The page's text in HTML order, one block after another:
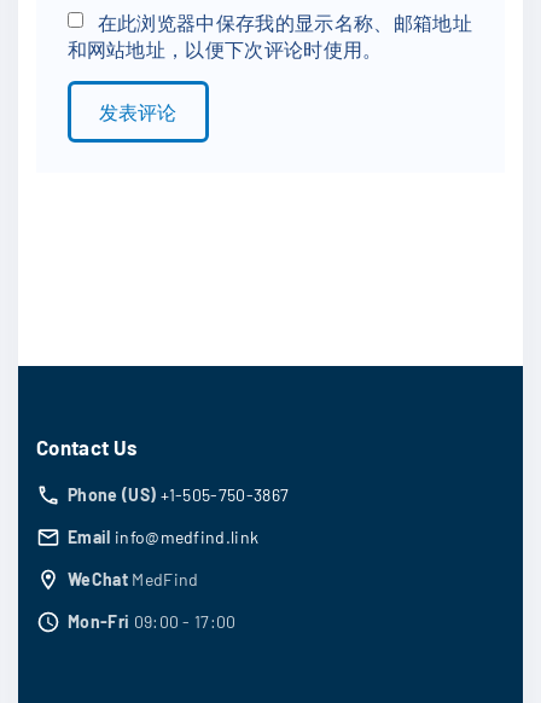
*
a
i
l
在此浏览器中保存我的显示名称、邮箱地址
和网站地址，以便下次评论时使用。
Contact Us
Phone (US) +1-505-750-3867
Email info@medfind.link
WeChat MedFind
Mon-Fri 09:00 - 17:00